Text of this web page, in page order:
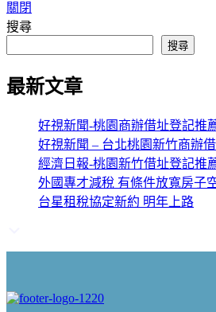
關閉
搜尋
搜尋
最新文章
好視新聞-桃園商辦借址登記推
好視新聞 – 台北桃園新竹商辦
經濟日報-桃園新竹借址登記推
外國專才減稅 有條件放寬房子
台星租稅協定新約 明年上路